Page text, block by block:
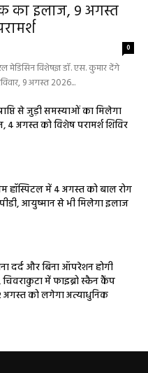
का इलाज, 9 अगस्त
0
विशेषज्ञ डॉ. एस. कुमार देंगे
9 अगस्त 2026...
से जुड़ी समस्याओं का मिलेगा
अगस्त को विशेष परामर्श शिविर
हॉस्पिटल में 4 अगस्त को बाल रोग
आयुष्मान से भी मिलेगा इलाज
दर्द और बिना ऑपरेशन होगी
में फाइब्रो स्कैन कैंप
अगस्त को लगेगा अत्याधुनिक